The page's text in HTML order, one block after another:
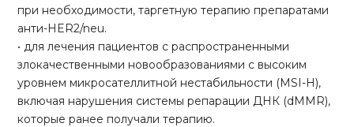
при необходимости, таргетную терапию препаратами
анти-HER2/neu.
• для лечения пациентов с распространенными
злокачественными новообразованиями с высоким
уровнем микросателлитной нестабильности (MSI-H),
включая нарушения системы репарации ДНК (dMMR),
которые ранее получали терапию.